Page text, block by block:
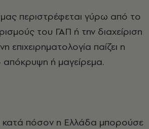
περιστρέφεται γύρω από το
του ΓΑΠ ή την διαχείριση
επιχειρηματολογία παίζει η
απόκρυψη ή μαγείρεμα.
κατά πόσον η Ελλάδα μπορούσε